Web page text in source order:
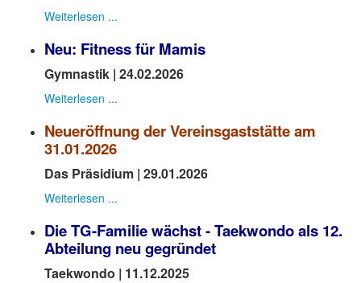
Weiterlesen ...
Neu: Fitness für Mamis
Gymnastik | 24.02.2026
Weiterlesen ...
Neueröffnung der Vereinsgaststätte am
31.01.2026
Das Präsidium | 29.01.2026
Weiterlesen ...
Die TG-Familie wächst - Taekwondo als 12.
Abteilung neu gegründet
Taekwondo | 11.12.2025